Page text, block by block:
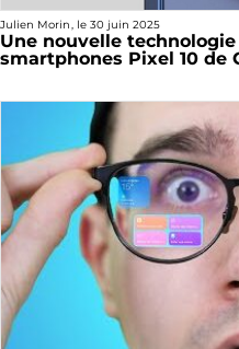
Julien Morin, le 30 juin 2025
Une nouvelle technologie
smartphones Pixel 10 de